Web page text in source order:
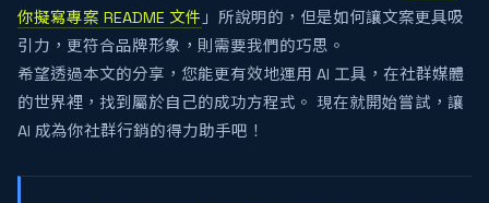
你擬寫專案 README 文件 」所說明的，但是如何讓文案更具吸
引力，更符合品牌形象，則需要我們的巧思。
希望透過本文的分享，您能更有效地運用 AI 工具，在社群媒體
的世界裡，找到屬於自己的成功方程式。 現在就開始嘗試，讓
AI 成為你社群行銷的得力助手吧！